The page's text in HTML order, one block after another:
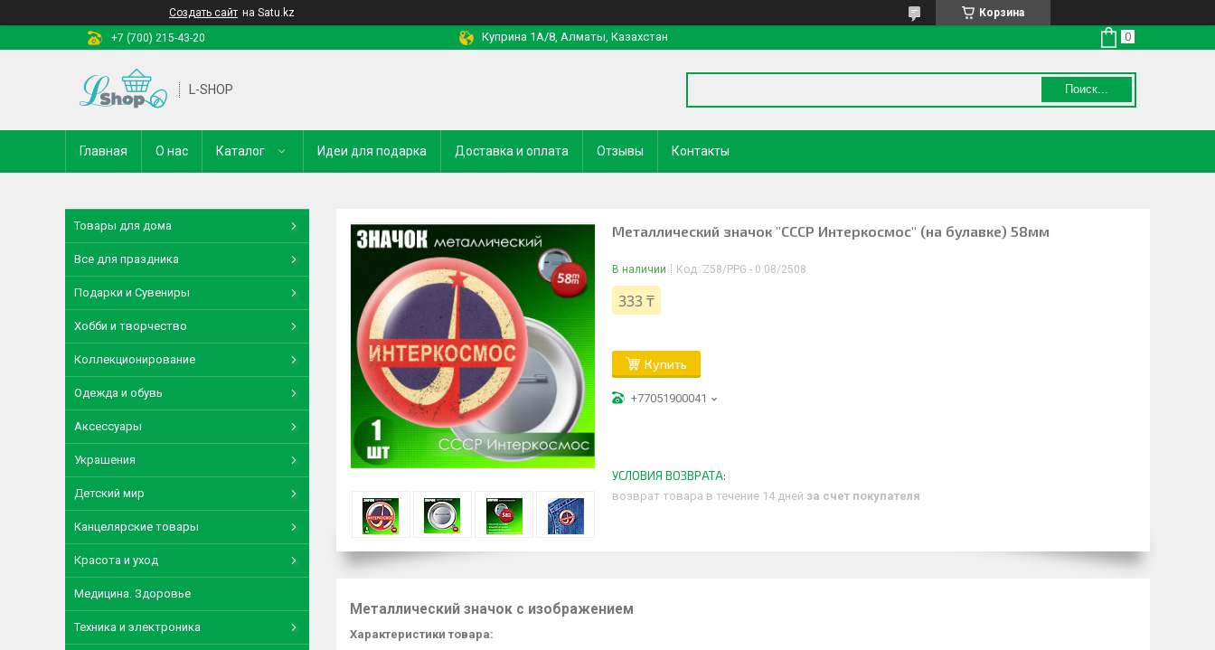
Создать сайт на Satu.kz
Корзина
+7 (700) 215-43-20
Куприна 1A/8, Алматы, Казахстан
L-SHOP Поиск...
Главная О нас Каталог Идеи для подарка Доставка и оплата Отзывы Контакты
Металлический значок "CССР Интеркосмос" (на булавке) 58мм
В наличии Код: Z58/PPG - 0.08/2508
333 ₸
Купить
+77051900041
возврат товара в течение 14 дней за счет покупателя
Металлический значок с изображением
Характеристики товара:
Товары для дома
Все для праздника
Подарки и Сувениры
Хобби и творчество
Коллекционирование
Одежда и обувь
Аксессуары
Украшения
Детский мир
Канцелярские товары
Красота и уход
Медицина. Здоровье
Техника и электроника